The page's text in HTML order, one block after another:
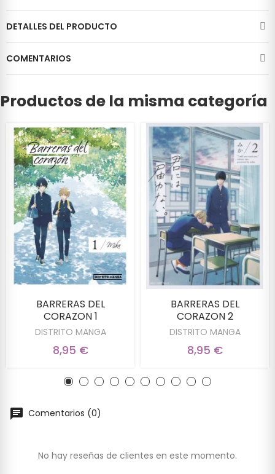
DETALLES DEL PRODUCTO
COMENTARIOS
Productos de la misma categoría
BARRERAS DEL
CORAZON 1
DISTRITO MANGA
8,95 €
BARRERAS DEL
CORAZON 2
DISTRITO MANGA
8,95 €
Comentarios (0)
No hay reseñas de clientes en este momento.